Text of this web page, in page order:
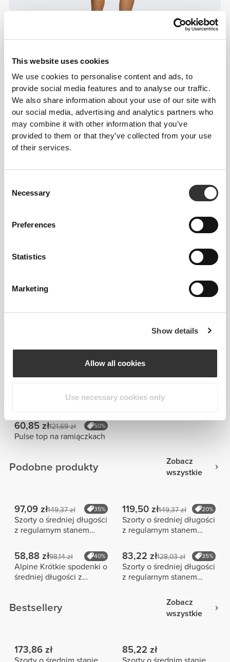
This website uses cookies
We use cookies to personalise content and ads, to
provide social media features and to analyse our traffic.
We also share information about your use of our site with
our social media, advertising and analytics partners who
may combine it with other information that you’ve
provided to them or that they’ve collected from your use
of their services.
Selection
Necessary
Preferences
Statistics
Marketing
Show details
Allow all cookies
Use necessary cookies only
4.9(14 opinii)
60,85 zł121,69 zł 50%
Pulse top na ramiączkach
Podobne produkty
Zobacz
wszystkie
97,09 zł149,37 zł 35%
Szorty o średniej długości
z regularnym stanem
119,50 zł149,37 zł 20%
Szorty o średniej długości
z regularnym stanem
58,88 zł98,14 zł 40%
Alpine Krótkie spodenki o
średniej długości z
83,22 zł128,03 zł 35%
Szorty o średniej długości
z regularnym stanem
Bestsellery
Zobacz
wszystkie
173,86 zł 85,22 zł